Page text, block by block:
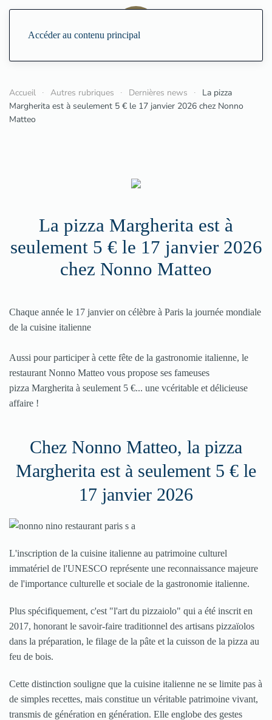
Accéder au contenu principal
Accueil Autres rubriques Dernières news
La pizza
Margherita est à seulement 5 € le 17 janvier 2026 chez Nonno
Matteo
La pizza Margherita est à
seulement 5 € le 17 janvier 2026
chez Nonno Matteo
Chaque année le 17 janvier on célèbre à Paris la journée mondiale
de la cuisine italienne
Aussi pour participer à cette fête de la gastronomie italienne, le
restaurant Nonno Matteo vous propose ses fameuses
pizza Margherita à seulement 5 €... une vcéritable et délicieuse
affaire !
Chez Nonno Matteo, la pizza
Margherita est à seulement 5 € le
17 janvier 2026
L'inscription de la cuisine italienne au patrimoine culturel
immatériel de l'UNESCO représente une reconnaissance majeure
de l'importance culturelle et sociale de la gastronomie italienne.
Plus spécifiquement, c'est "l'art du pizzaiolo" qui a été inscrit en
2017, honorant le savoir-faire traditionnel des artisans pizzaïolos
dans la préparation, le filage de la pâte et la cuisson de la pizza au
feu de bois.
Cette distinction souligne que la cuisine italienne ne se limite pas à
de simples recettes, mais constitue un véritable patrimoine vivant,
transmis de génération en génération. Elle englobe des gestes